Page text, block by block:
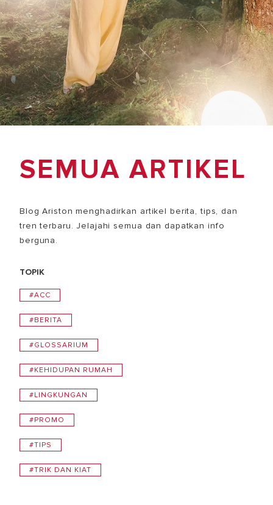
SEMUA ARTIKEL
Blog Ariston menghadirkan artikel berita, tips, dan
tren terbaru. Jelajahi semua dan dapatkan info
berguna.
TOPIK
#ACC
#BERITA
#GLOSSARIUM
#KEHIDUPAN RUMAH
#LINGKUNGAN
#PROMO
#TIPS
#TRIK DAN KIAT